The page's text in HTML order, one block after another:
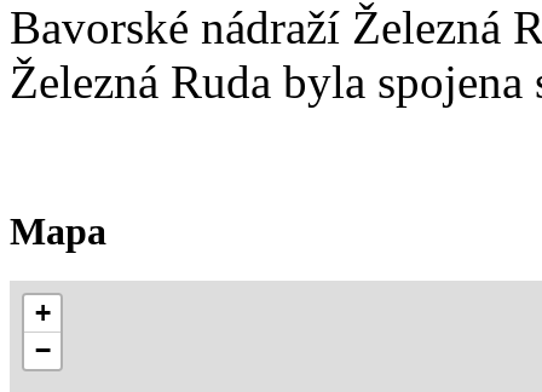
Bavorské nádraží Železná
Železná Ruda byla
Mapa